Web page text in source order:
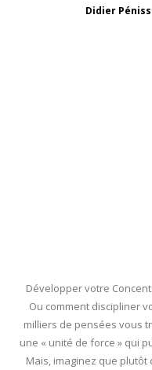
Didier
Développer votre
Ou comment discipliner
milliers de pensées vous
une « unité de force » qui
Mais, imaginez que